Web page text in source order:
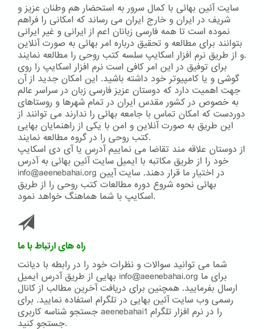
سایت آئین بهائی با کمال سرور به استحضار هم وطنان عزیز و
شریف در ایران و خارج ایران می رساند که امکانی را فراهم
نموده است تا همه فارسی زبانان اعم از ایرانی و غیر ایرانی
بتوانند برای مطالعه و تحقیق درباره امر بهائی به صورت آنلاین
و از طریق نرم افزار اسکایپ سلسه کتب روحی را مطالعه نمایند.
برای توفیق در این امر کافی است نرم افزار اسکایپ را روی
گوشی و یا کامپیوتر خود داشته باشید. این امکان جدید از آن
جهت اهمیت دارد که دوستان عزیز فارسی زبان در سراسر عالم
به خصوص در کشور مقدس ایران در تمام شهرها و روستاهای
دوردست که امکان تماس با جامعه بهائی را ندارند می توانند از
این طریق به صورت آنلاین و امن با یکی از راهنمایان بهایی
کتب روحی را در گروه مطالعه نمایند.
از دوستان علاقه مند تقاضا می نماییم آدرس یا آی دی اسکایپ
خود را از طریق مکاتبه با ایمیل سایت آئین بهائی به آدرس
info@aeenebahai.org در اختیار ما قرار دهند. سایت آیین
بهائی نحوه شروع دوره مطالعات کتب روحی را از طریق
اسکایپ با شما هماهنگ خواهد نمود.
راه های ارتباط با ما
شما می توانید سوالات و نظرات خود را در رابطه با دیانت
بهایی از طریق آدرس ایمیل info@aeenebahai.org برای ما
ارسال بفرمایید. همچنین برای دریافت آخرین مطالب از کانال
رسمی وب سایت آئین بهایی در تلگرام استفاده نمایید. برای
جستجو شناسه کاربری aeenebahai1 را در نرم افزار تلگرام
جستجو کنید.